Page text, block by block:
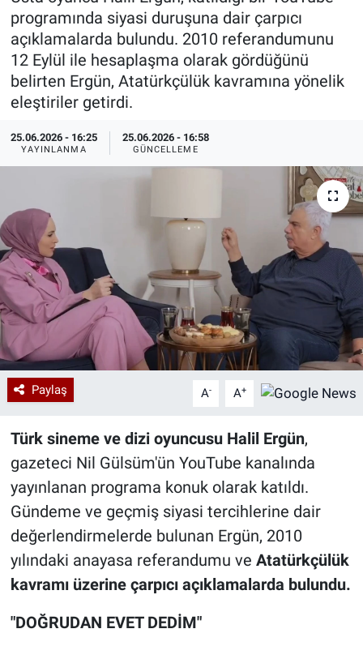
programında siyasi duruşuna dair çarpıcı
açıklamalarda bulundu. 2010 referandumunu
12 Eylül ile hesaplaşma olarak gördüğünü
belirten Ergün, Atatürkçülük kavramına yönelik
eleştiriler getirdi.
25.06.2026 - 16:25
YAYINLANMA
25.06.2026 - 16:58
GÜNCELLEME
Paylaş A- A+
Türk sineme ve dizi oyuncusu Halil Ergün,
gazeteci Nil Gülsüm'ün YouTube kanalında
yayınlanan programa konuk olarak katıldı.
Gündeme ve geçmiş siyasi tercihlerine dair
değerlendirmelerde bulunan Ergün, 2010
yılındaki anayasa referandumu ve Atatürkçülük
kavramı üzerine çarpıcı açıklamalarda bulundu.
"DOĞRUDAN EVET DEDİM"
Özel Haberler
Yazarlar
Dünya
Medya
Özel Haberler
Kadın
Sağlık
Teknoloji
Ramazan
Haber Arşivi